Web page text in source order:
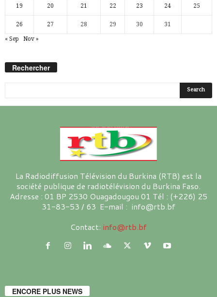
19 20 21 22 23 24 25
26 27 28 29 30 31
« Sep Nov »
Rechercher
La Radiodiffusion Télévision du Burkina (RTB) est la
société publique de radiotélévision du Burkina Faso.
Adresse : 01 BP 2530 Ouagadougou 01 Tél : (+226) 25
31-83-53 / 63 E-mail : info@rtb.bf
Contact: info@rtb.bf
ENCORE PLUS NEWS